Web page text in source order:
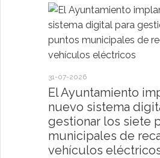
31-07-2026
El Ayuntamiento
nuevo sistema
gestionar los siete
municipales de
vehículos